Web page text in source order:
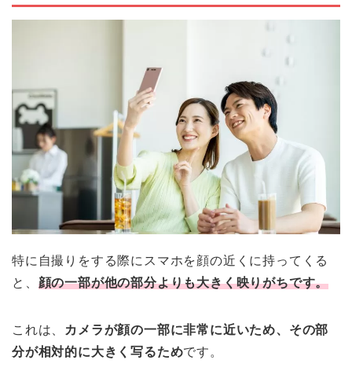
特に自撮りをする際にスマホを顔の近くに持ってくる
と、 顔の一部が他の部分よりも大きく映りがちです。
これは、
カメラが顔の一部に非常に近いため、その部
分が相対的に大きく写るためです。